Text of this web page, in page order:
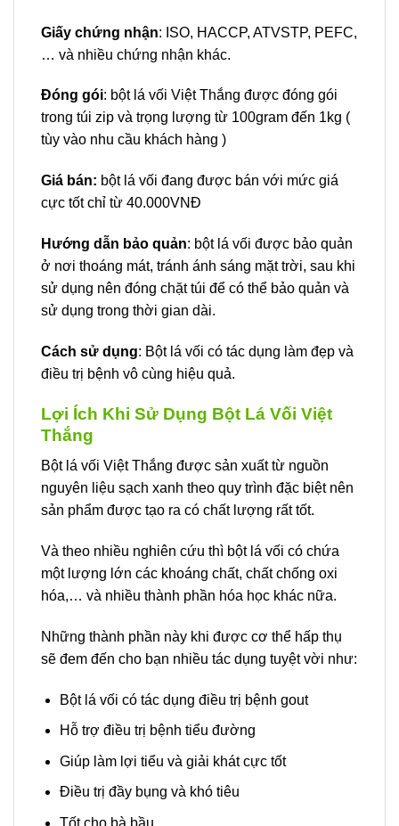
Giấy chứng nhận: ISO, HACCP, ATVSTP, PEFC,
… và nhiều chứng nhận khác.
Đóng gói: bột lá vối Việt Thắng được đóng gói
trong túi zip và trọng lượng từ 100gram đến 1kg (
tùy vào nhu cầu khách hàng )
Giá bán: bột lá vối đang được bán với mức giá
cực tốt chỉ từ 40.000VNĐ
Hướng dẫn bảo quản: bột lá vối được bảo quản
ở nơi thoáng mát, tránh ánh sáng mặt trời, sau khi
sử dụng nên đóng chặt túi để có thể bảo quản và
sử dụng trong thời gian dài.
Cách sử dụng: Bột lá vối có tác dụng làm đẹp và
điều trị bệnh vô cùng hiệu quả.
Lợi Ích Khi Sử Dụng Bột Lá Vối Việt
Thắng
Bột lá vối Việt Thắng được sản xuất từ nguồn
nguyên liệu sạch xanh theo quy trình đặc biệt nên
sản phẩm được tạo ra có chất lượng rất tốt.
Và theo nhiều nghiên cứu thì bột lá vối có chứa
một lượng lớn các khoáng chất, chất chống oxi
hóa,… và nhiều thành phần hóa học khác nữa.
Những thành phần này khi được cơ thể hấp thụ
sẽ đem đến cho bạn nhiều tác dụng tuyệt vời như:
Bột lá vối có tác dụng điều trị bệnh gout
Hỗ trợ điều trị bệnh tiểu đường
Giúp làm lợi tiểu và giải khát cực tốt
Điều trị đầy bụng và khó tiêu
Tốt cho bà bầu